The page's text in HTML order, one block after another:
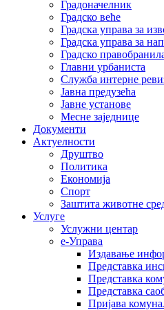
Градоначелник
Градско веће
Градска управа за
Градска управа за
Градско
Главни урбаниста
Служба интерне
Јавна предузећа
Јавне установе
Месне заједнице
Документи
Актуелности
Друштво
Политика
Економија
Спорт
Заштита животне
Услуге
Услужни центар
е-Управа
Издавање
Представка
Представка
Представка
Пријава